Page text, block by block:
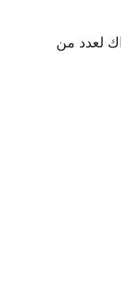
لعدد من